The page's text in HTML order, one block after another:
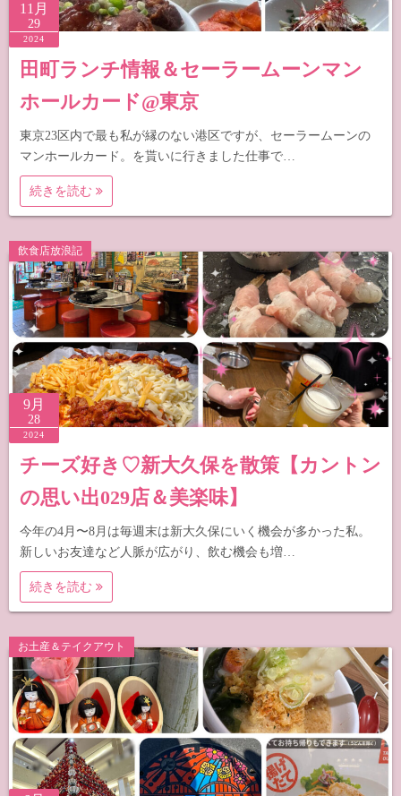
11月
29
2024
田町ランチ情報＆セーラームーンマン
ホールカード@東京
東京23区内で最も私が縁のない港区ですが、セーラームーンの
マンホールカード。を貰いに行きました仕事で…
続きを読む
飲食店放浪記
9月
28
2024
チーズ好き♡新大久保を散策【カントン
の思い出029店＆美楽味】
今年の4月〜8月は毎週末は新大久保にいく機会が多かった私。
新しいお友達など人脈が広がり、飲む機会も増…
続きを読む
お土産＆テイクアウト